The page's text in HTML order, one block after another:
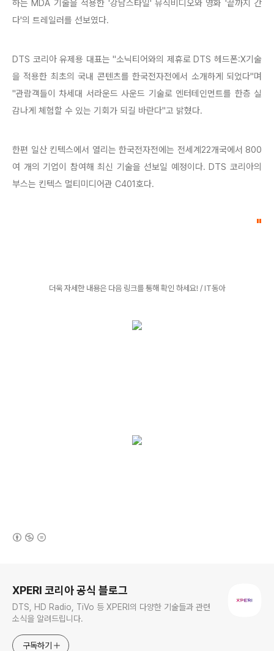
하는 MDA 기술을 적용한 '강남스타일' 뮤직비디오와 영화 '끝까지 간
다'의 트레일러를 선보였다.
DTS 코리아 유제용 대표는 "소닉티어와의 제휴로 DTS 헤드폰:X기술
을 적용한 최초의 국내 콘텐츠를 한국전자전에서 소개하게 되었다"며
"관람객들이 차세대 서라운드 사운드 기술로 엔터테인먼트를 한층 실
감나게 체험할 수 있는 기회가 되길 바란다"고 밝혔다.
한편 일산 킨텍스에서 열리는 한국전자전에는 전세계22개국에서 800
여 개의 기업이 참여해 최신 기술을 선보일 예정이다. DTS 코리아의
부스는 킨텍스 멀티미디어관 C401호다.
"
더욱 자세한 내용은 다음 링크를 통해 확인 하세요! / IT동아
XPERI 코리아 공식 블로그
DTS, HD Radio, TiVo 등 XPERI의 다양한 기술들과 관련
소식을 알려드립니다.
구독하기